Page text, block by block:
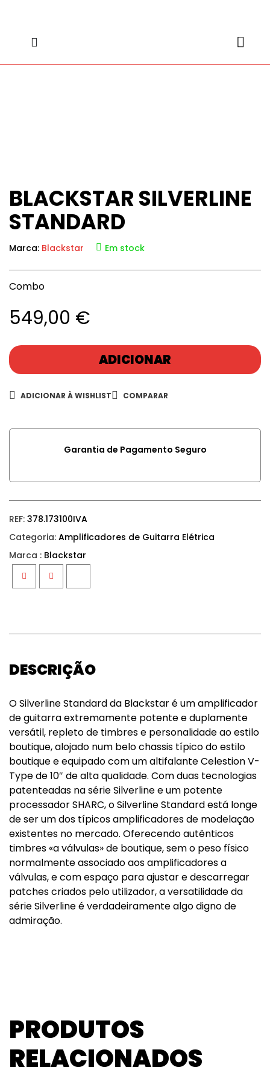
BLACKSTAR SILVERLINE
STANDARD
Marca: Blackstar Em stock
Combo
549,00 €
ADICIONAR
ADICIONAR À WISHLIST COMPARAR
Garantia de Pagamento Seguro
REF: 378.173100IVA
Categoria: Amplificadores de Guitarra Elétrica
Marca : Blackstar
FacebookTwitterGoogle+
DESCRIÇÃO
O Silverline Standard da Blackstar é um amplificador
de guitarra extremamente potente e duplamente
versátil, repleto de timbres e personalidade ao estilo
boutique, alojado num belo chassis típico do estilo
boutique e equipado com um altifalante Celestion V-
Type de 10″ de alta qualidade. Com duas tecnologias
patenteadas na série Silverline e um potente
processador SHARC, o Silverline Standard está longe
de ser um dos típicos amplificadores de modelação
existentes no mercado. Oferecendo autênticos
timbres «a válvulas» de boutique, sem o peso físico
normalmente associado aos amplificadores a
válvulas, e com espaço para ajustar e descarregar
patches criados pelo utilizador, a versatilidade da
série Silverline é verdadeiramente algo digno de
admiração.
PRODUTOS
RELACIONADOS